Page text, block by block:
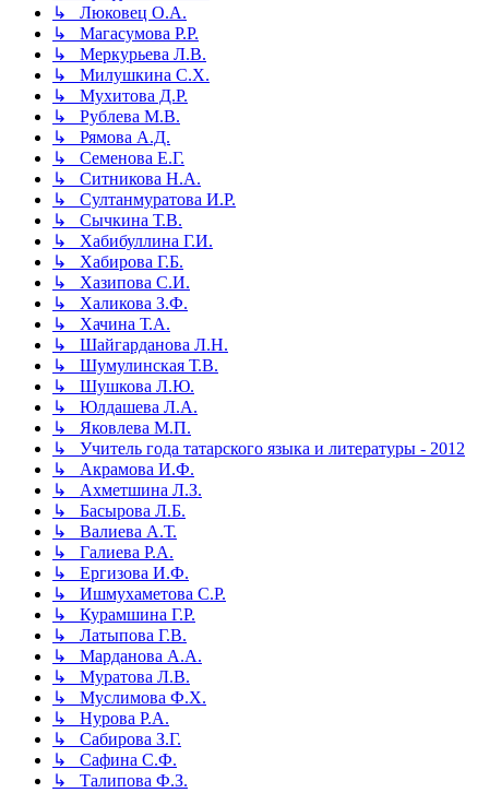
↳ Люковец О.А.
↳ Магасумова Р.Р.
↳ Меркурьева Л.В.
↳ Милушкина С.Х.
↳ Мухитова Д.Р.
↳ Рублева М.В.
↳ Рямова А.Д.
↳ Семенова Е.Г.
↳ Ситникова Н.А.
↳ Султанмуратова И.Р.
↳ Сычкина Т.В.
↳ Хабибуллина Г.И.
↳ Хабирова Г.Б.
↳ Хазипова С.И.
↳ Халикова З.Ф.
↳ Хачина Т.А.
↳ Шайгарданова Л.Н.
↳ Шумулинская Т.В.
↳ Шушкова Л.Ю.
↳ Юлдашева Л.А.
↳ Яковлева М.П.
↳ Учитель года татарского языка и литературы - 2012
↳ Акрамова И.Ф.
↳ Ахметшина Л.З.
↳ Басырова Л.Б.
↳ Валиева А.Т.
↳ Галиева Р.А.
↳ Ергизова И.Ф.
↳ Ишмухаметова С.Р.
↳ Курамшина Г.Р.
↳ Латыпова Г.В.
↳ Марданова А.А.
↳ Муратова Л.В.
↳ Муслимова Ф.Х.
↳ Нурова Р.А.
↳ Сабирова З.Г.
↳ Сафина С.Ф.
↳ Талипова Ф.З.